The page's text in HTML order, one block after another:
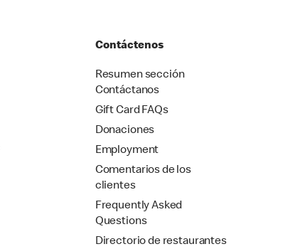
Contáctenos
Resumen sección
Contáctanos
Gift Card FAQs
Donaciones
Employment
Comentarios de los
clientes
Frequently Asked
Questions
Directorio de restaurantes